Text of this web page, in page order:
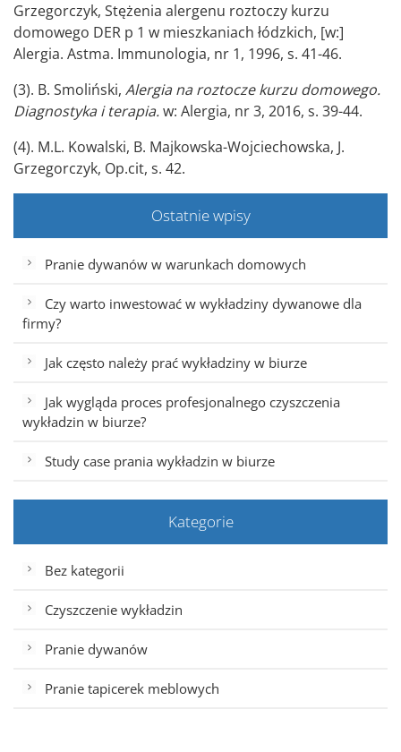
Grzegorczyk, Stężenia alergenu roztoczy kurzu
domowego DER p 1 w mieszkaniach łódzkich, [w:]
Alergia. Astma. Immunologia, nr 1, 1996, s. 41-46.
(3). B. Smoliński, Alergia na roztocze kurzu domowego.
Diagnostyka i terapia.w: Alergia, nr 3, 2016, s. 39-44.
(4). M.L. Kowalski, B. Majkowska-Wojciechowska, J.
Grzegorczyk, Op.cit, s. 42.
Ostatnie wpisy
Pranie dywanów w warunkach domowych
Czy warto inwestować w wykładziny dywanowe dla
firmy?
Jak często należy prać wykładziny w biurze
Jak wygląda proces profesjonalnego czyszczenia
wykładzin w biurze?
Study case prania wykładzin w biurze
Kategorie
Bez kategorii
Czyszczenie wykładzin
Pranie dywanów
Pranie tapicerek meblowych